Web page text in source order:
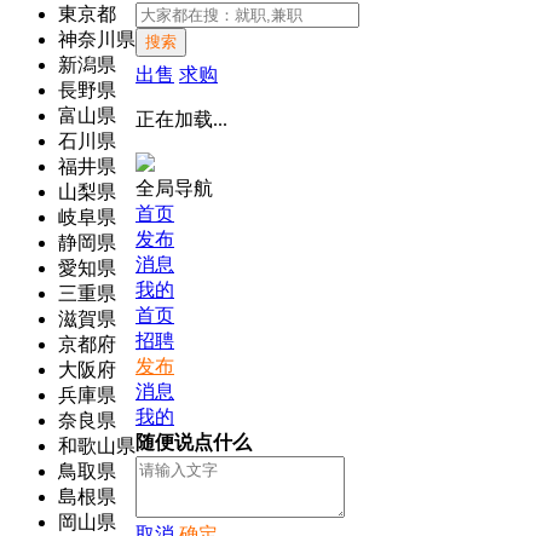
東京都
神奈川県
新潟県
長野県
富山県
石川県
福井県
山梨県
岐阜県
静岡県
愛知県
三重県
滋賀県
京都府
大阪府
兵庫県
奈良県
和歌山県
鳥取県
島根県
岡山県
搜索
出售 求购
正在加载...
全局导航
首页
发布
消息
我的
首页
招聘
发布
消息
我的
随便说点什么